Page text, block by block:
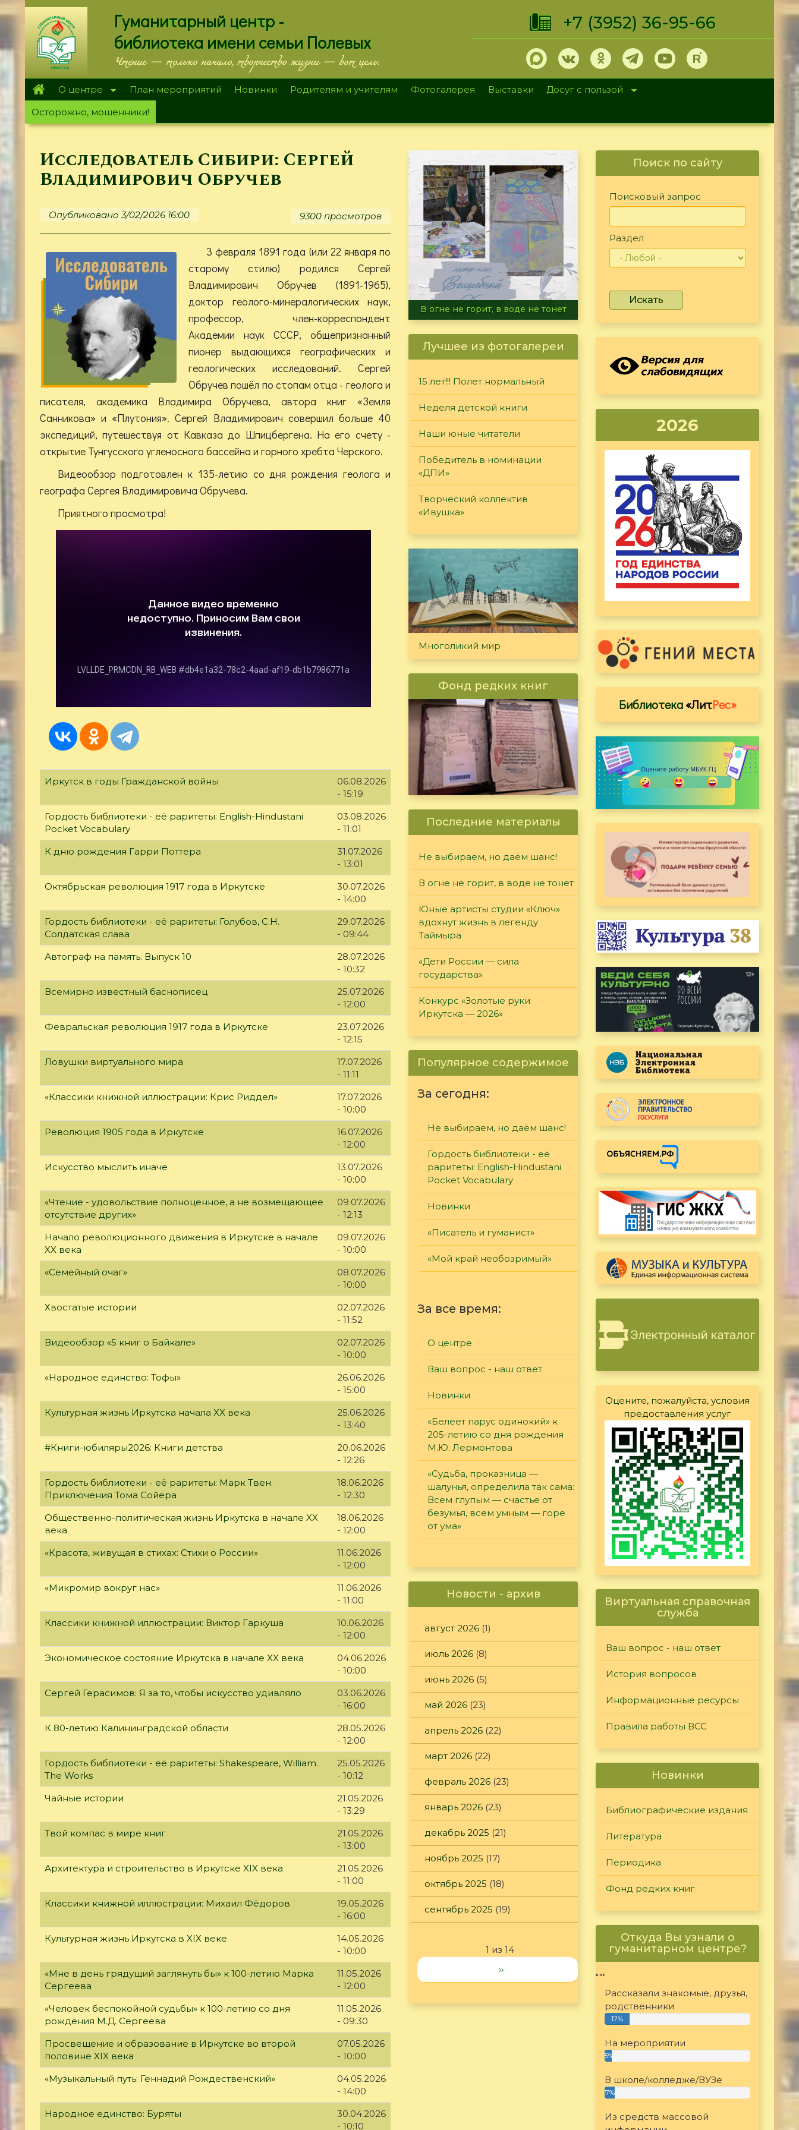
Перейти
к
основному
содержанию
Гуманитарный центр -
библиотека имени семьи Полевых
Чтение — только начало, творчество жизни — вот цель.
+7 (3952) 36-95-66
О центре План мероприятий Новинки Родителям и учителям Фотогалерея Выставки
Досуг с пользой
Осторожно, мошенники!
Исследователь Сибири: Сергей
Владимирович Обручев
Опубликовано 3/02/2026 16:00 9300 просмотров
3 февраля 1891 года (или 22 января по
старому стилю) родился Сергей
Владимирович Обручев (1891-1965),
доктор геолого-минералогических наук,
профессор, член-корреспондент
Академии наук СССР, общепризнанный
пионер выдающихся географических и
геологических исследований. Сергей
Обручев пошёл по стопам отца - геолога и
писателя, академика Владимира Обручева, автора книг «Земля
Санникова» и «Плутония». Сергей Владимирович совершил больше 40
экспедиций, путешествуя от Кавказа до Шпицбергена. На его счету -
открытие Тунгусского угленосного бассейна и горного хребта Черского.
Видеообзор подготовлен к 135-летию со дня рождения геолога и
географа Сергея Владимировича Обручева.
Приятного просмотра!
Иркутск в годы Гражданской войны
06.08.2026
- 15:19
Гордость библиотеки - её раритеты: English-Hindustani
Pocket Vocabulary
03.08.2026
- 11:01
К дню рождения Гарри Поттера
31.07.2026
- 13:01
Октябрьская революция 1917 года в Иркутске
30.07.2026
- 14:00
Гордость библиотеки - её раритеты: Голубов, С.Н.
Солдатская слава
29.07.2026
- 09:44
Автограф на память. Выпуск 10
28.07.2026
- 10:32
Всемирно известный баснописец
25.07.2026
- 12:00
Февральская революция 1917 года в Иркутске
23.07.2026
- 12:15
Ловушки виртуального мира
17.07.2026
- 11:11
«Классики книжной иллюстрации: Крис Риддел»
17.07.2026
- 10:00
Революция 1905 года в Иркутске
16.07.2026
- 12:00
Искусство мыслить иначе
13.07.2026
- 10:00
«Чтение - удовольствие полноценное, а не возмещающее
отсутствие других»
09.07.2026
- 12:13
Начало революционного движения в Иркутске в начале
XX века
09.07.2026
- 10:00
«Семейный очаг»
08.07.2026
- 10:00
Хвостатые истории
02.07.2026
- 11:52
Видеообзор «5 книг о Байкале»
02.07.2026
- 10:00
«Народное единство: Тофы»
26.06.2026
- 15:00
Культурная жизнь Иркутска начала XX века
25.06.2026
- 13:40
#Книги-юбиляры2026: Книги детства
20.06.2026
- 12:26
Гордость библиотеки - её раритеты: Марк Твен.
Приключения Тома Сойера
18.06.2026
- 12:30
Общественно-политическая жизнь Иркутска в начале XX
века
18.06.2026
- 12:00
«Красота, живущая в стихах: Стихи о России»
11.06.2026
- 12:00
«Микромир вокруг нас»
11.06.2026
- 11:00
Классики книжной иллюстрации: Виктор Гаркуша
10.06.2026
- 12:00
Экономическое состояние Иркутска в начале XX века
04.06.2026
- 10:00
Сергей Герасимов: Я за то, чтобы искусство удивляло
03.06.2026
- 16:00
К 80-летию Калининградской области
28.05.2026
- 12:00
Гордость библиотеки - её раритеты: Shakespeare, William.
The Works
25.05.2026
- 10:12
Чайные истории
21.05.2026
- 13:29
Твой компас в мире книг
21.05.2026
- 13:00
Архитектура и строительство в Иркутске XIX века
21.05.2026
- 11:00
Классики книжной иллюстрации: Михаил Фёдоров
19.05.2026
- 16:00
Культурная жизнь Иркутска в XIX веке
14.05.2026
- 10:00
«Мне в день грядущий заглянуть бы» к 100-летию Марка
Сергеева
11.05.2026
- 12:00
«Человек беспокойной судьбы» к 100-летию со дня
рождения М.Д. Сергеева
11.05.2026
- 09:30
Просвещение и образование в Иркутске во второй
половине XIX века
07.05.2026
- 10:00
«Музыкальный путь: Геннадий Рождественский»
04.05.2026
- 14:00
Народное единство: Буряты
30.04.2026
- 10:10
В огне не горит, в воде не тонет
Лучшее из фотогалереи
15 лет!!! Полет нормальный
Неделя детской книги
Наши юные читатели
Победитель в номинации
«ДПИ»
Творческий коллектив
«Ивушка»
Многоликий мир
Фонд редких книг
Последние материалы
Не выбираем, но даём шанс!
В огне не горит, в воде не тонет
Юные артисты студии «Ключ»
вдохнут жизнь в легенду
Таймыра
«Дети России — сила
государства»
Конкурс «Золотые руки
Иркутска — 2026»
Популярное содержимое
За сегодня:
Не выбираем, но даём шанс!
Гордость библиотеки - её
раритеты: English-Hindustani
Pocket Vocabulary
Новинки
«Писатель и гуманист»
«Мой край необозримый»
За все время:
О центре
Ваш вопрос - наш ответ
Новинки
«Белеет парус одинокий» к
205-летию со дня рождения
М.Ю. Лермонтова
«Судьба, проказница —
шалунья, определила так сама:
Всем глупым — счастье от
безумья, всем умным — горе
от ума»
Новости - архив
август 2026 (1)
июль 2026 (8)
июнь 2026 (5)
май 2026 (23)
апрель 2026 (22)
март 2026 (22)
февраль 2026 (23)
январь 2026 (23)
декабрь 2025 (21)
ноябрь 2025 (17)
октябрь 2025 (18)
сентябрь 2025 (19)
1 из 14
››
Поиск по сайту
Поисковый запрос
Раздел
Искать
2026
Библиотека«ЛитРес»
Оцените, пожалуйста, условия
предоставления услуг
Виртуальная справочная
служба
Ваш вопрос - наш ответ
История вопросов
Информационные ресурсы
Правила работы ВСС
Новинки
Библиографические издания
Литература
Периодика
Фонд редких книг
Откуда Вы узнали о
гуманитарном центре?
"""
Рассказали знакомые, друзья,
родственники
17%
На мероприятии
5%
В школе/колледже/ВУЗе
7%
Из средств массовой